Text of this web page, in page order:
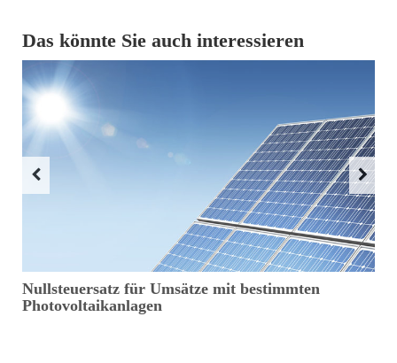
Das könnte Sie auch interessieren
Nullsteuersatz für Umsätze mit bestimmten
Photovoltaikanlagen